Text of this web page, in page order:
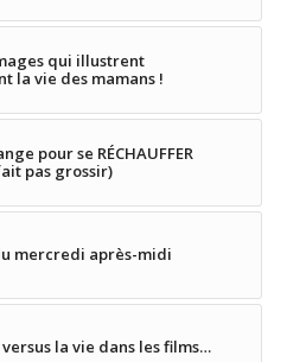
qui illustrent
la vie des mamans !
pour se RÉCHAUFFER
pas grossir)
mercredi après-midi
la vie dans les films…